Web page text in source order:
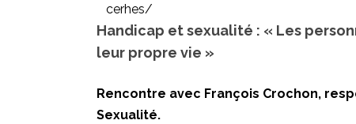
cerhes/
Handicap et sexualité : « Les
leur propre vie »
Rencontre avec François Crochon,
Sexualité.